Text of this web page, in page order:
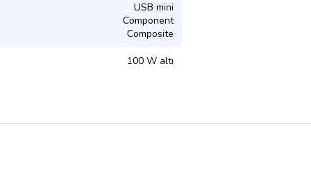
USB mini
Component
Composite
100 W altı